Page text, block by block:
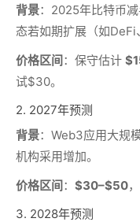
背景：2025年比特币
态若如期扩展（如DeFi
价格区间：保守估计
试$30。
2. 2027年预测
背景：Web3应用大规
机构采用增加。
价格区间： $30–$50
3. 2028年预测